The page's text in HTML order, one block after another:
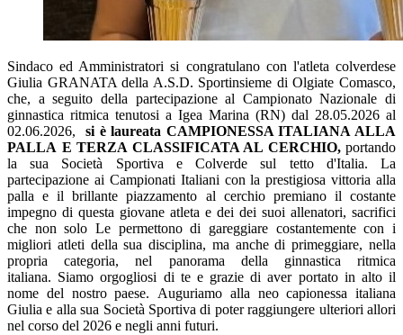
Sindaco ed Amministratori si congratulano con l'atleta colverdese
Giulia GRANATA della A.S.D. Sportinsieme di Olgiate Comasco,
che, a seguito della partecipazione al Campionato Nazionale di
ginnastica ritmica tenutosi a Igea Marina (RN) dal 28.05.2026 al
02.06.2026,
si è laureata CAMPIONESSA ITALIANA ALLA
PALLA E TERZA CLASSIFICATA AL CERCHIO,portando
la sua Società Sportiva e Colverde sul tetto d'Italia. La
partecipazione ai Campionati Italiani con la prestigiosa vittoria alla
palla e il brillante piazzamento al cerchio premiano il costante
impegno di questa giovane atleta e dei dei suoi allenatori, sacrifici
che non solo Le permettono di gareggiare costantemente con i
migliori atleti della sua disciplina, ma anche di primeggiare, nella
propria categoria, nel panorama della ginnastica ritmica
italiana. Siamo orgogliosi di te e grazie di aver portato in alto il
nome del nostro paese. Auguriamo alla neo capionessa italiana
Giulia e alla sua Società Sportiva di poter raggiungere ulteriori allori
nel corso del 2026 e negli anni futuri.